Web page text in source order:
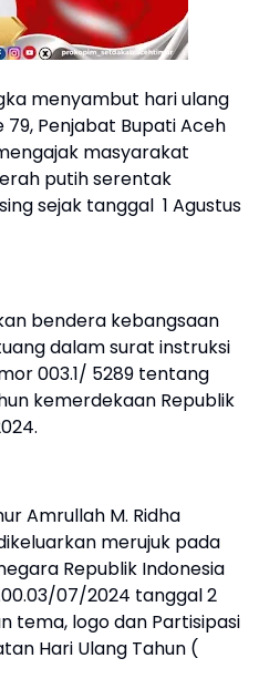
menyambut hari ulang
Penjabat Bupati Aceh
masyarakat
putih serentak
sejak tanggal 1 Agustus
bendera kebangsaan
dalam surat instruksi
003.1/ 5289 tentang
kemerdekaan Republik
Amrullah M. Ridha
merujuk pada
Republik Indonesia
07/2024 tanggal 2
tema, logo dan Partisipasi
Hari Ulang Tahun (